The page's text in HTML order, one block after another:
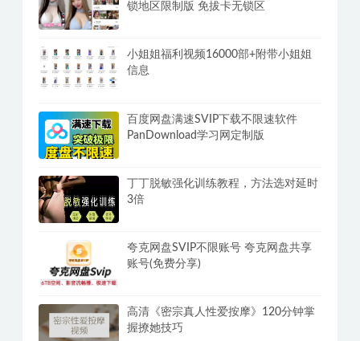
锁地区限制版 免拔卡无锁区
小姐姐福利视频16000部+附带小姐姐
信息
百度网盘满速SVIP下载不限速软件
PanDownload学习网定制版
丁丁脱敏强化训练教程，方法选对延时
3倍
夸克网盘SVIP不限账号 夸克网盘共享
账号(免费分享)
高清《密宗真人性爱按摩》120分钟掌
握撩她技巧